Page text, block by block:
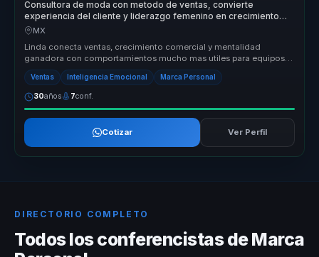
Consultora de moda con metodo de ventas, convierte
experiencia del cliente y liderazgo femenino en crecimiento
comercial para marcas.
MX
Linda conecta ventas, crecimiento comercial y mentalidad
ganadora con comportamientos mucho mas utiles para equipos
que necesitan sostene...
Ventas Inteligencia Emocional Marca Personal
30años 7conf.
Cotizar Ver Perfil
DIRECTORIO COMPLETO
Todos los conferencistas de Marca